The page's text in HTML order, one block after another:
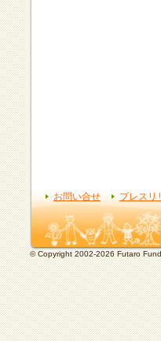
お問い合せ プレスリ
© Copyright 2002-2026 Futaro